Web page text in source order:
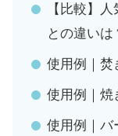
【比較】
との違いは
使用例｜焚
使用例｜焼
使用例｜バ